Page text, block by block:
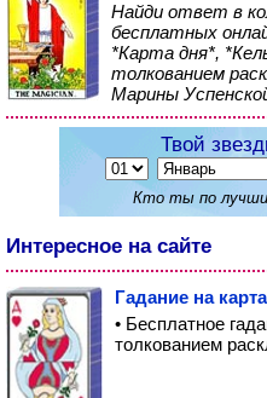
Найди ответ в
бесплатных
*Карта дня*,
толкованием
Марины
Твой
Кто ты по
Интересное на сайте
Гадание на
• Бесплатное
толкованием